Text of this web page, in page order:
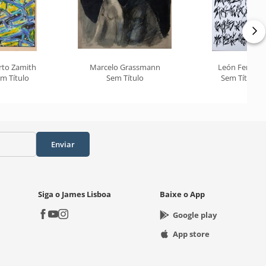
Zamith
Título
Marcelo Grassmann
Sem Título
León Ferrari
Sem Título
Enviar
Siga o James Lisboa
Baixe o App
Google play
App store